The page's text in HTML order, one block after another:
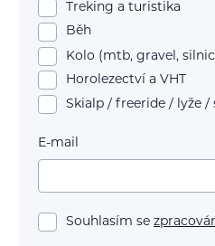
Treking a turistika
Běh
Kolo (mtb, gravel,
Horolezectví a VHT
Skialp / freeride / lyže /
E-mail
Souhlasím se